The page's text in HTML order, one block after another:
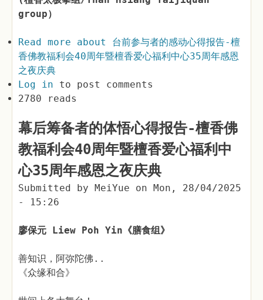
group）
Read more about 台前参与者的感动心得报告-檀
香佛教福利会40周年暨檀香爱心福利中心35周年感恩
之夜庆典
Log in to post comments
2780 reads
幕后筹备者的体悟心得报告-檀香佛
教福利会40周年暨檀香爱心福利中
心35周年感恩之夜庆典
Submitted by MeiYue on Mon, 28/04/2025
- 15:26
廖保元 Liew Poh Yin《膳食组》
善知识，阿弥陀佛..
《众缘和合》